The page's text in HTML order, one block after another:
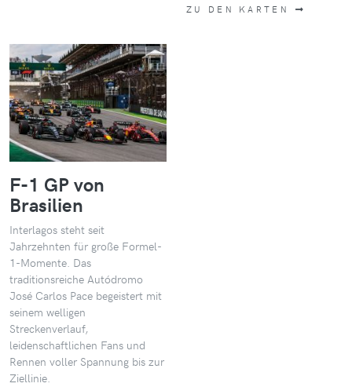
ZU DEN KARTEN
F-1 GP von
Brasilien
Interlagos steht seit
Jahrzehnten für große Formel-
1-Momente. Das
traditionsreiche Autódromo
José Carlos Pace begeistert mit
seinem welligen
Streckenverlauf,
leidenschaftlichen Fans und
Rennen voller Spannung bis zur
Ziellinie.